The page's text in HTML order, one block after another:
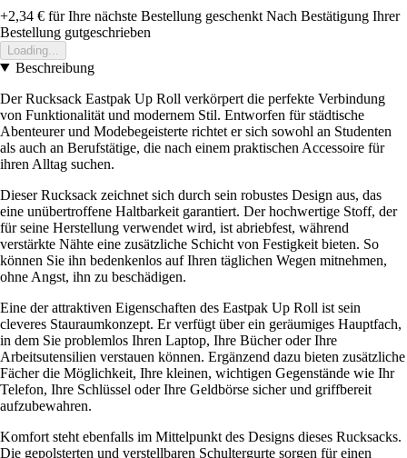
+2,34 € für Ihre nächste Bestellung geschenkt Nach Bestätigung Ihrer
Bestellung gutgeschrieben
Loading...
Beschreibung
Der Rucksack Eastpak Up Roll verkörpert die perfekte Verbindung
von Funktionalität und modernem Stil. Entworfen für städtische
Abenteurer und Modebegeisterte richtet er sich sowohl an Studenten
als auch an Berufstätige, die nach einem praktischen Accessoire für
ihren Alltag suchen.
Dieser Rucksack zeichnet sich durch sein robustes Design aus, das
eine unübertroffene Haltbarkeit garantiert. Der hochwertige Stoff, der
für seine Herstellung verwendet wird, ist abriebfest, während
verstärkte Nähte eine zusätzliche Schicht von Festigkeit bieten. So
können Sie ihn bedenkenlos auf Ihren täglichen Wegen mitnehmen,
ohne Angst, ihn zu beschädigen.
Eine der attraktiven Eigenschaften des Eastpak Up Roll ist sein
cleveres Stauraumkonzept. Er verfügt über ein geräumiges Hauptfach,
in dem Sie problemlos Ihren Laptop, Ihre Bücher oder Ihre
Arbeitsutensilien verstauen können. Ergänzend dazu bieten zusätzliche
Fächer die Möglichkeit, Ihre kleinen, wichtigen Gegenstände wie Ihr
Telefon, Ihre Schlüssel oder Ihre Geldbörse sicher und griffbereit
aufzubewahren.
Komfort steht ebenfalls im Mittelpunkt des Designs dieses Rucksacks.
Die gepolsterten und verstellbaren Schultergurte sorgen für einen